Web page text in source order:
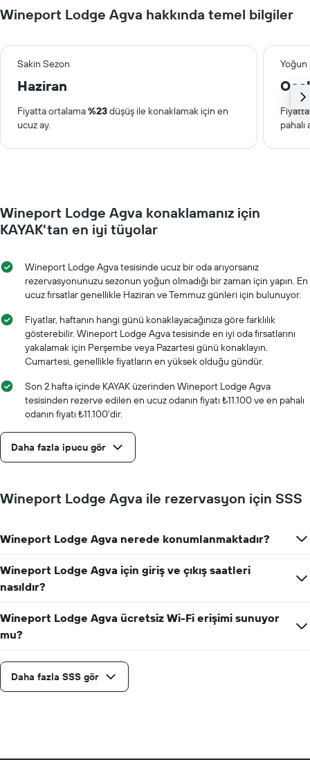
Wineport Lodge Agva hakkında temel bilgiler
Sakin Sezon Yoğun
Haziran
Fiyatta ortalama%23düşüş ile konaklamak için en
ucuz ay.
pahalı
Wineport Lodge Agva konaklamanız için
KAYAK'tan en iyi tüyolar
Wineport Lodge Agva tesisinde ucuz bir oda arıyorsanız
rezervasyonunuzu sezonun yoğun olmadığı bir zaman için yapın. En
ucuz fırsatlar genellikle Haziran ve Temmuz günleri için bulunuyor.
Fiyatlar, haftanın hangi günü konaklayacağınıza göre farklılık
gösterebilir. Wineport Lodge Agva tesisinde en iyi oda fırsatlarını
yakalamak için Perşembe veya Pazartesi günü konaklayın.
Cumartesi, genellikle fiyatların en yüksek olduğu gündür.
Son 2 hafta içinde KAYAK üzerinden Wineport Lodge Agva
tesisinden rezerve edilen en ucuz odanın fiyatı ₺11.100 ve en pahalı
odanın fiyatı ₺11.100'dir.
Daha fazla ipucu gör
Wineport Lodge Agva ile rezervasyon için SSS
Wineport Lodge Agva nerede konumlanmaktadır?
Wineport Lodge Agva için giriş ve çıkış saatleri
nasıldır?
Wineport Lodge Agva ücretsiz Wi-Fi erişimi sunuyor
mu?
Daha fazla SSS gör